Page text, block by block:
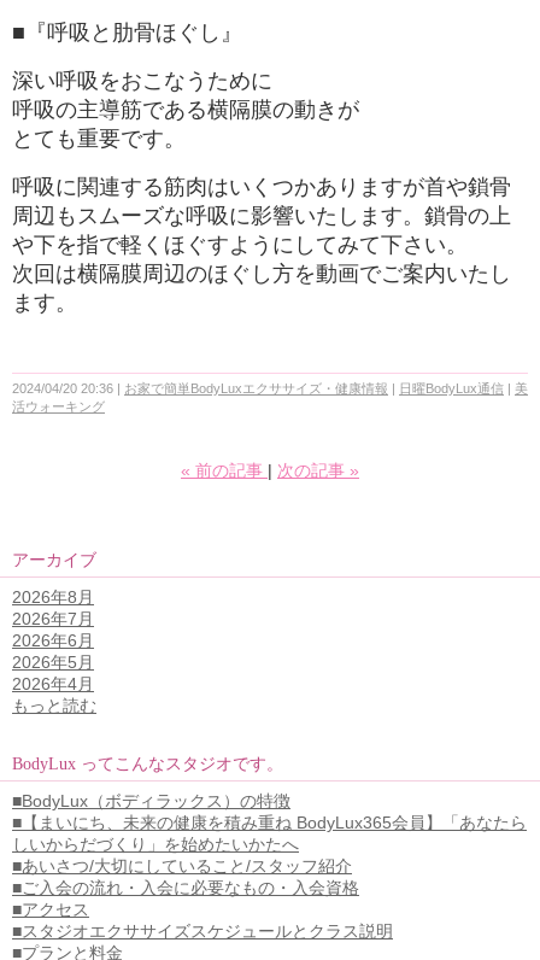
■『呼吸と肋骨ほぐし』
深い呼吸をおこなうために
呼吸の主導筋である横隔膜の動きが
とても重要です。
呼吸に関連する筋肉はいくつかありますが首や鎖骨
周辺もスムーズな呼吸に影響いたします。鎖骨の上
や下を指で軽くほぐすようにしてみて下さい。
次回は横隔膜周辺のほぐし方を動画でご案内いたし
ます。
2024/04/20 20:36 お家で簡単BodyLuxエクササイズ・健康情報 日曜BodyLux通信
美
活ウォーキング
« 前の記事 次の記事 »
アーカイブ
2026年8月
2026年7月
2026年6月
2026年5月
2026年4月
もっと読む
BodyLux ってこんなスタジオです。
■BodyLux（ボディラックス）の特徴
■【まいにち、未来の健康を積み重ね BodyLux365会員】「あなたら
しいからだづくり」を始めたいかたへ
■あいさつ/大切にしていること/スタッフ紹介
■ご入会の流れ・入会に必要なもの・入会資格
■アクセス
■スタジオエクササイズスケジュールとクラス説明
■プランと料金